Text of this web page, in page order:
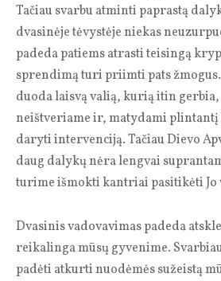
Tačiau svarbu atminti paprastą
dvasinėje tėvystėje niekas
padeda patiems atrasti teisingą
sprendimą turi priimti pats žmogus.
duoda laisvą valią, kurią itin
neištveriame ir, matydami plintantį
daryti intervenciją. Tačiau Dievo
daug dalykų nėra lengvai
turime išmokti kantriai pasitikėti Jo
Dvasinis vadovavimas padeda
reikalinga mūsų gyvenime.
padėti atkurti nuodėmės sužeistą